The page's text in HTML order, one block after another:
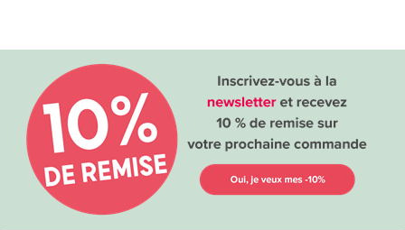
très pratique - mise en service de suite -
4 sur 5 ont trouvé cette évaluation utile.
utile pas utile